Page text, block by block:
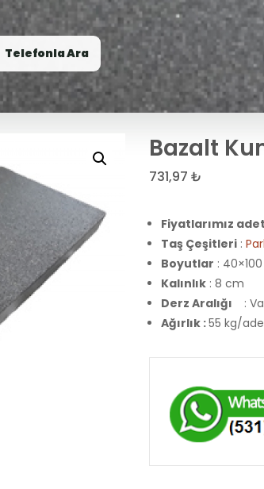
Telefonla Ara
Bazalt
731,97 ₺
Fiyatlarımız
Taş Çeşitleri :
Boyutlar : 40×100
Kalınlık : 8 cm
Derz Aralığı
:
Ağırlık :55 kg/